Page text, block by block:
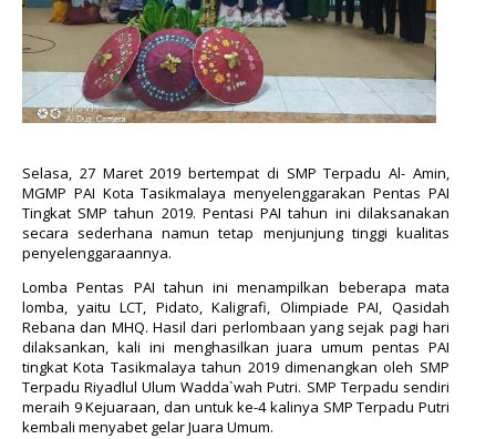
Selasa, 27 Maret 2019 bertempat di SMP Terpadu Al- Amin,
MGMP PAI Kota Tasikmalaya menyelenggarakan Pentas PAI
Tingkat SMP tahun 2019. Pentasi PAI tahun ini dilaksanakan
secara sederhana namun tetap menjunjung tinggi kualitas
penyelenggaraannya.
Lomba Pentas PAI tahun ini menampilkan beberapa mata
lomba, yaituLCT, Pidato, Kaligrafi, Olimpiade PAI, Qasidah
Rebana dan MHQ. Hasil dari perlombaan yang sejak pagi hari
dilaksankan, kali ini menghasilkan juara umum pentas PAI
tingkat Kota Tasikmalaya tahun 2019 dimenangkan oleh SMP
Terpadu Riyadlul Ulum Wadda`wah Putri. SMP Terpadu sendiri
meraih 9 Kejuaraan, dan untuk ke-4 kalinya SMP Terpadu Putri
kembali menyabet gelar Juara Umum.